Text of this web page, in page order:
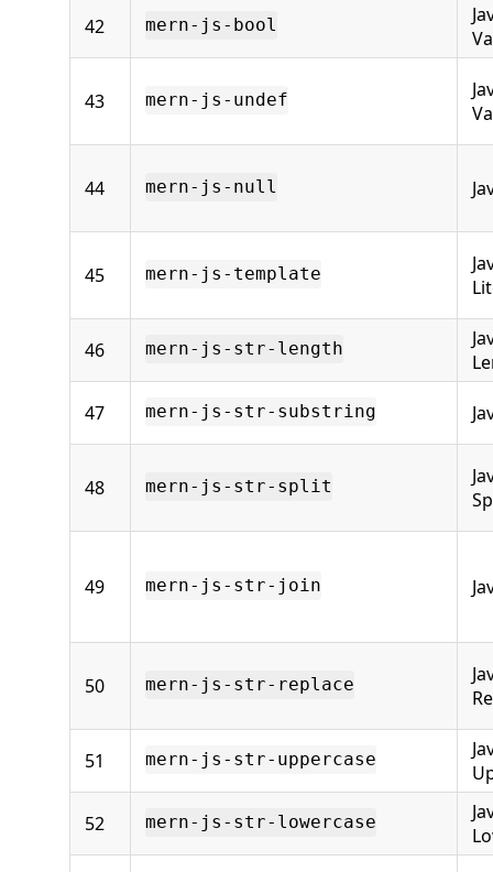
42 mern-js-bool
43 mern-js-undef
44 mern-js-null
45 mern-js-template
46 mern-js-str-length
47 mern-js-str-substring
48 mern-js-str-split
49 mern-js-str-join
50 mern-js-str-replace
51 mern-js-str-uppercase
52 mern-js-str-lowercase